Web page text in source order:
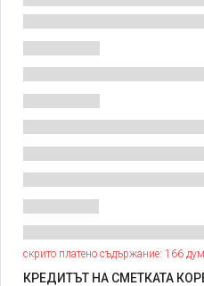
скрито платено съдържание: 166
КРЕДИТЪТ НА СМЕТКАТА